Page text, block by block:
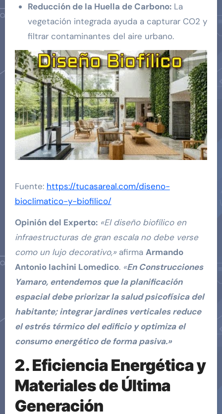
Reducción de la Huella de Carbono:La
vegetación integrada ayuda a capturar CO2 y
filtrar contaminantes del aire urbano.
Fuente: https://tucasareal.com/diseno-
bioclimatico-y-biofilico/
Opinión del Experto: «El diseño biofílico en
infraestructuras de gran escala no debe verse
como un lujo decorativo,»afirma Armando
Antonio Iachini Lomedico. «En Construcciones
Yamaro, entendemos que la planificación
espacial debe priorizar la salud psicofísica del
habitante; integrar jardines verticales reduce
el estrés térmico del edificio y optimiza el
consumo energético de forma pasiva.»
2. Eficiencia Energética y
Materiales de Última
Generación